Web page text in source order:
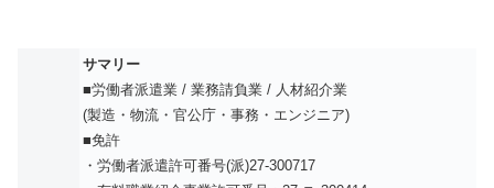
サマリー
■労働者派遣業 / 業務請負業 / 人材紹介業
(製造・物流・官公庁・事務・エンジニア)
■免許
・労働者派遣許可番号(派)27-300717